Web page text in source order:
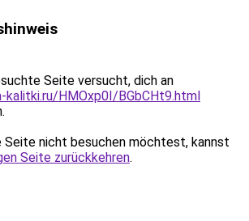
Seite versucht, dich an
HMOxp0I/BGbCHt9.html
Seite nicht besuchen möchtest, kannst
Seite zurückkehren.